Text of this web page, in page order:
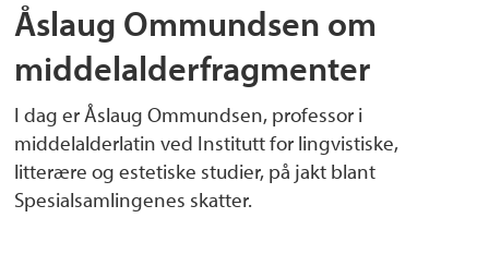
Åslaug Ommundsen om
middelalderfragmenter
I dag er Åslaug Ommundsen, professor i
middelalderlatin ved Institutt for lingvistiske,
litterære og estetiske studier, på jakt blant
Spesialsamlingenes skatter.